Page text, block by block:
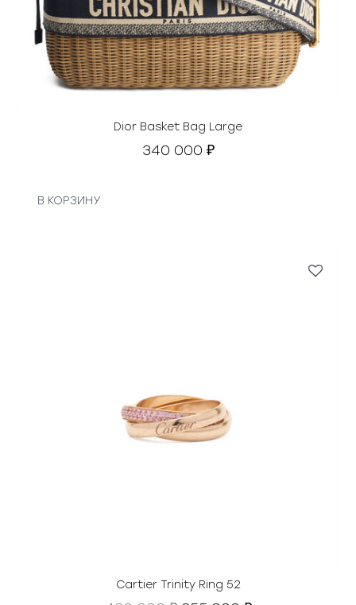
Dior Basket Bag Large
340 000 ₽
В КОРЗИНУ
Cartier Trinity Ring 52